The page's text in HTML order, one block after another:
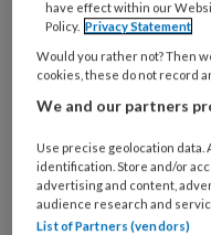
Nederland.
have effect within our
Policy. Privacy Statement
Would you rather not? Then
cookies, these do not record
We and our partners
Use precise geolocation
identification. Store and/or
advertising and content,
audience research and
List of Partners (vendors)